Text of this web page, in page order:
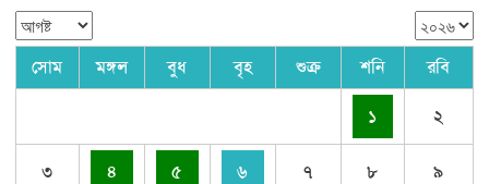
সোম মঙ্গল বুধ বৃহ শুক্র শনি রবি
১ ২
৩ ৪ ৫ ৬ ৭ ৮ ৯